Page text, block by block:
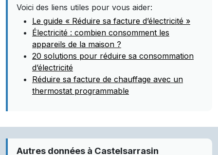
Voici des liens utiles pour vous aider:
Le guide « Réduire sa facture d’électricité »
Électricité : combien consomment les
appareils de la maison ?
20 solutions pour réduire sa consommation
d’électricité
Réduire sa facture de chauffage avec un
thermostat programmable
Autres données à Castelsarrasin